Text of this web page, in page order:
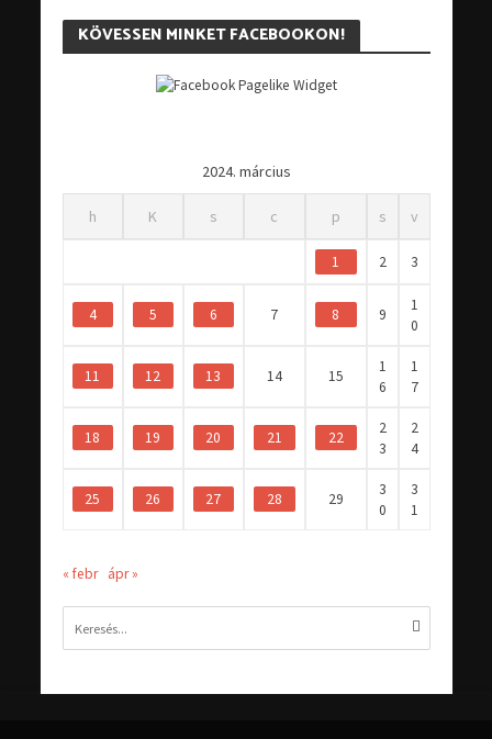
KÖVESSEN MINKET FACEBOOKON!
2024. március
h K s c p s v
1 2 3
4 5 6 7 8 9
1
0
11 12 13 14 15
1
6
1
7
18 19 20 21 22
2
3
2
4
25 26 27 28 29
3
0
3
1
« febr ápr »